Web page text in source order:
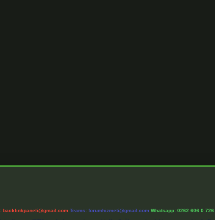
backlinkpaneli@gmail.com Teams: forumhizmeti@gmail.com Whatsapp: 0262 606 0 726